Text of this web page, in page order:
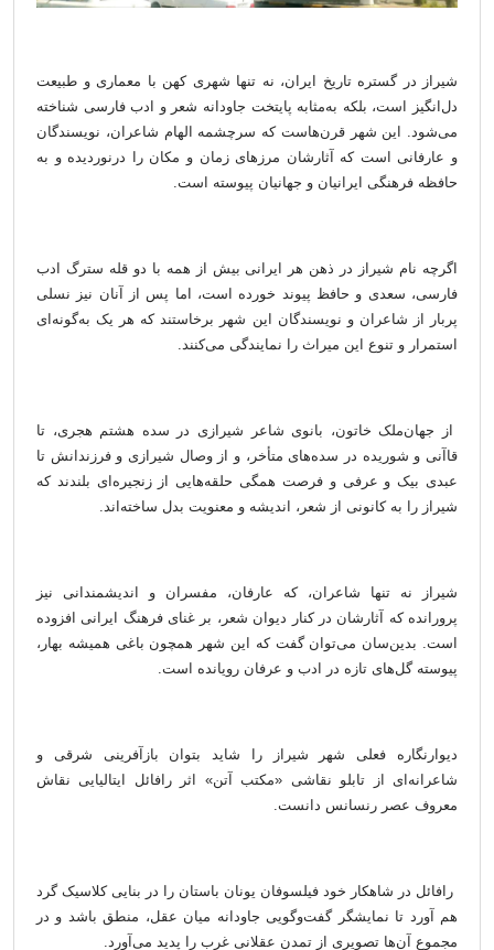
شیراز در گستره تاریخ ایران، نه تنها شهری کهن با معماری و طبیعت
دل‌انگیز است، بلکه به‌مثابه پایتخت جاودانه شعر و ادب فارسی شناخته
می‌شود. این شهر قرن‌هاست که سرچشمه الهام شاعران، نویسندگان
و عارفانی است که آثارشان مرزهای زمان و مکان را درنوردیده و به
حافظه فرهنگی ایرانیان و جهانیان پیوسته است.
اگرچه نام شیراز در ذهن هر ایرانی بیش از همه با دو قله سترگ ادب
فارسی، سعدی و حافظ پیوند خورده است، اما پس از آنان نیز نسلی
پربار از شاعران و نویسندگان این شهر برخاستند که هر یک به‌گونه‌ای
استمرار و تنوع این میراث را نمایندگی می‌کنند.
از جهان‌ملک خاتون، بانوی شاعر شیرازی در سده هشتم هجری، تا
قاآنی و شوریده در سده‌های متأخر، و از وصال شیرازی و فرزندانش تا
عبدی بیک و عرفی و فرصت همگی حلقه‌هایی از زنجیره‌ای بلندند که
شیراز را به کانونی از شعر، اندیشه و معنویت بدل ساخته‌اند.
شیراز نه تنها شاعران، که عارفان، مفسران و اندیشمندانی نیز
پرورانده که آثارشان در کنار دیوان شعر، بر غنای فرهنگ ایرانی افزوده
است. بدین‌سان می‌توان گفت که این شهر همچون باغی همیشه بهار،
پیوسته گل‌های تازه در ادب و عرفان رویانده است.
دیوارنگاره فعلی شهر شیراز را شاید بتوان بازآفرینی شرقی و
شاعرانه‌ای از تابلو نقاشی «مکتب آتن» اثر رافائل ایتالیایی نقاش
معروف عصر رنسانس دانست.
رافائل در شاهکار خود فیلسوفان یونان باستان را در بنایی کلاسیک گرد
هم آورد تا نمایشگر گفت‌وگویی جاودانه میان عقل، منطق باشد و در
مجموع آن‌ها تصویری از تمدن عقلانی غرب را پدید می‌آورد.